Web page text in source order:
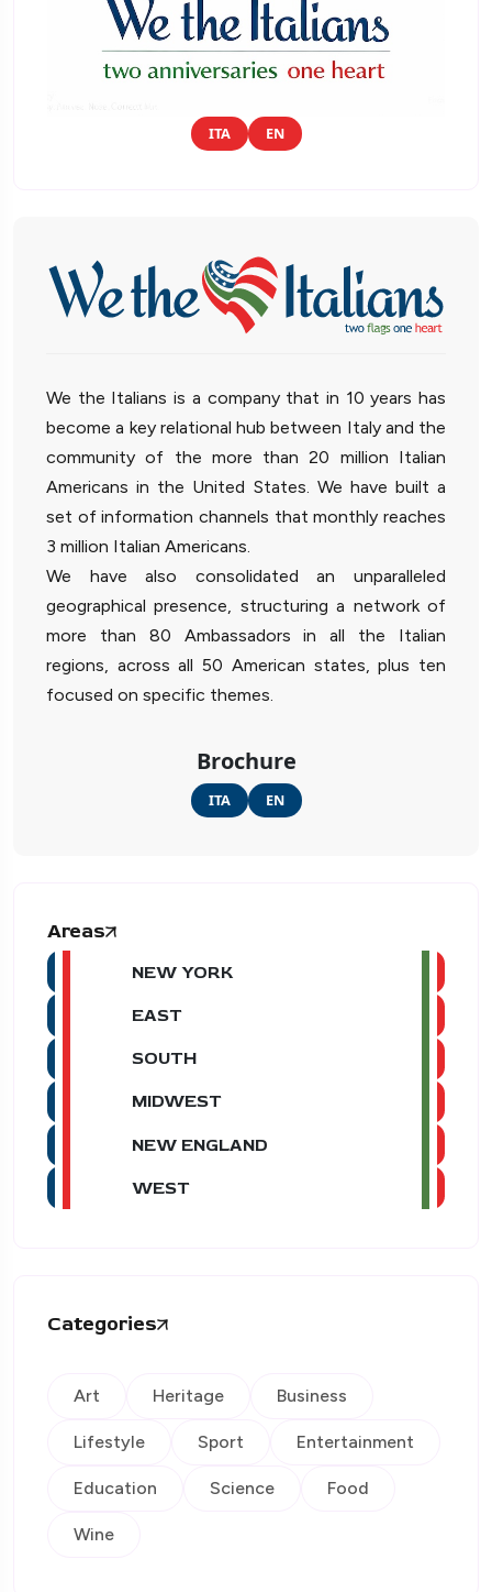
ITA EN
We the Italians is a company that in 10 years has
become a key relational hub between Italy and the
community of the more than 20 million Italian
Americans in the United States. We have built a
set of information channels that monthly reaches
3 million Italian Americans.
We have also consolidated an unparalleled
geographical presence, structuring a network of
more than 80 Ambassadors in all the Italian
regions, across all 50 American states, plus ten
focused on specific themes.
Brochure
ITA EN
Areas
NEW YORK
EAST
SOUTH
MIDWEST
NEW ENGLAND
WEST
Categories
Art Heritage Business
Lifestyle Sport Entertainment
Education Science Food
Wine